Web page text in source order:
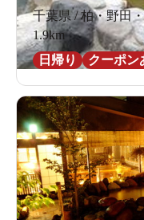
千葉県 / 柏・野田
1.9km
日帰り
クーポン